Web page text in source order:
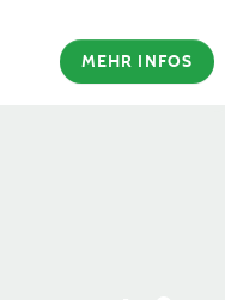
MEHR INFOS